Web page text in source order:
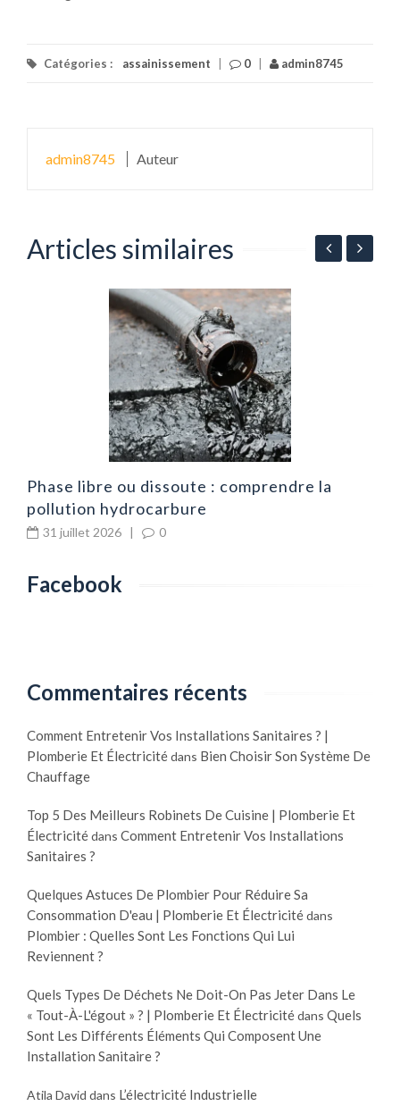
Catégories : assainissement 0 admin8745
admin8745 Auteur
Articles similaires
Phase libre ou dissoute : comprendre la
pollution hydrocarbure
31 juillet 2026 | 0
Facebook
Commentaires récents
Comment Entretenir Vos Installations Sanitaires ? |
Plomberie Et Électricitédans Bien Choisir Son Système De
Chauffage
Top 5 Des Meilleurs Robinets De Cuisine | Plomberie Et
Électricitédans Comment Entretenir Vos Installations
Sanitaires ?
Quelques Astuces De Plombier Pour Réduire Sa
Consommation D'eau | Plomberie Et Électricitédans
Plombier : Quelles Sont Les Fonctions Qui Lui
Reviennent ?
Quels Types De Déchets Ne Doit-On Pas Jeter Dans Le
« Tout-À-L'égout » ? | Plomberie Et Électricitédans Quels
Sont Les Différents Éléments Qui Composent Une
Installation Sanitaire ?
Atila David dans L’électricité Industrielle